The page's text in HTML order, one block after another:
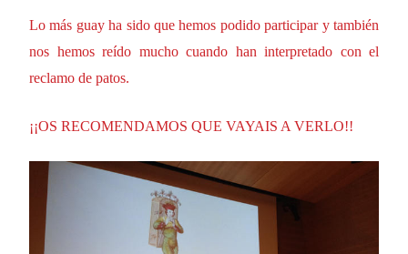
Lo más guay ha sido que hemos podido participar y también
nos hemos reído mucho cuando han interpretado con el
reclamo de patos.
¡¡OS RECOMENDAMOS QUE VAYAIS A VERLO!!